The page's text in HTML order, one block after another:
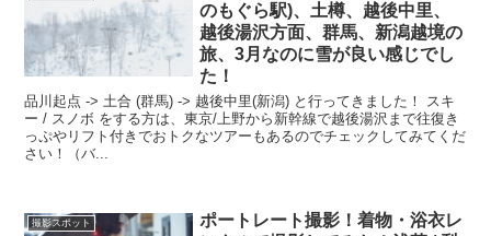
のもぐら駅)、土樽、越後中里、
越後湯沢方面、群馬、新潟越境の
旅、3月なのに雪が良い感じでし
た！
品川起点 -> 土合 (群馬) -> 越後中里(新潟) と行ってきました！ スキ
ー / スノボ をする方は、東京/上野から新幹線で越後湯沢まで往復き
っぷやリフト付きでおトクなツアーもあるのでチェックしてみてくだ
さい！（バ...
撮影スポット
ポートレート撮影！着物・浴衣レ